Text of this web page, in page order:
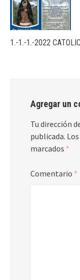
1.-1.-1.-2022
Agregar un
Tu dirección
publicada.
marcados *
Comentario *